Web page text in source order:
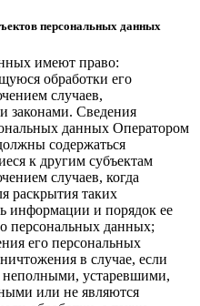
персональных данных
имеют право:
обработки его
случаев,
законами. Сведения
данных Оператором
содержаться
к другим субъектам
случаев, когда
раскрытия таких
информации и порядок ее
персональных данных;
его персональных
в случае, если
неполными, устаревшими,
или не являются